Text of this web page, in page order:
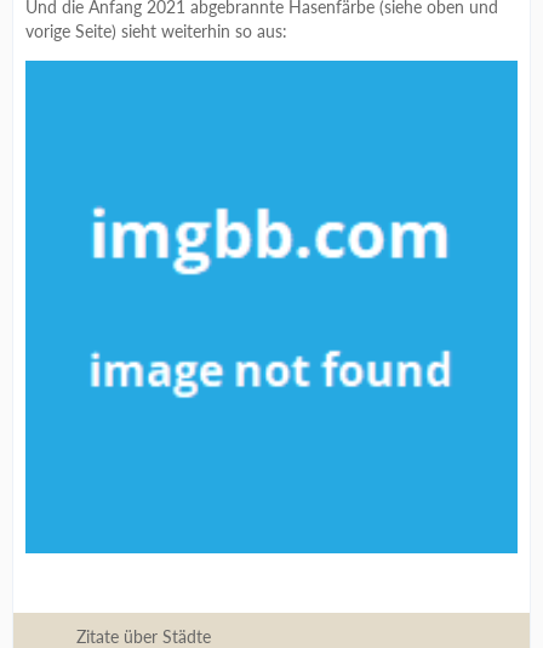
Und die Anfang 2021 abgebrannte Hasenfärbe (siehe oben und
vorige Seite) sieht weiterhin so aus:
Zitate über Städte